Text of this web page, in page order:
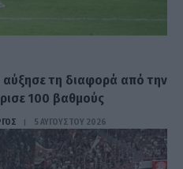
αύξησε τη διαφορά από την
100 βαθμούς
5 ΑΥΓΟΎΣΤΟΥ 2026